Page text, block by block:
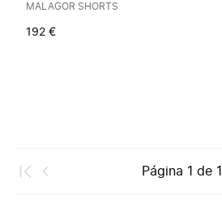
MALAGOR SHORTS
192 €
Página 1 de 1